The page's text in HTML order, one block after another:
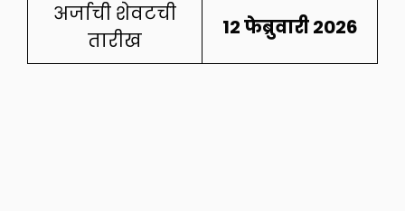
अर्जाची शेवटची
तारीख
12 फेब्रुवारी 2026